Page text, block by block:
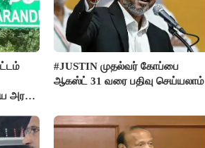
அரசு
#JUSTIN முதல்வர் கோப்பை
ஆகஸ்ட் 31 வரை பதிவு செய்யலாம்